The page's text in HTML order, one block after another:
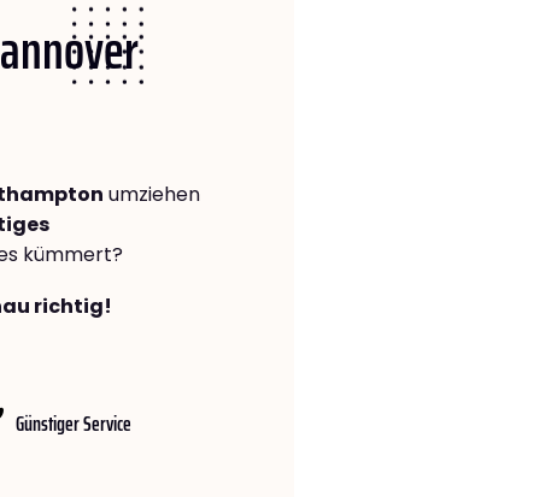
umziehen
kümmert?
richtig!
Günstiger Service